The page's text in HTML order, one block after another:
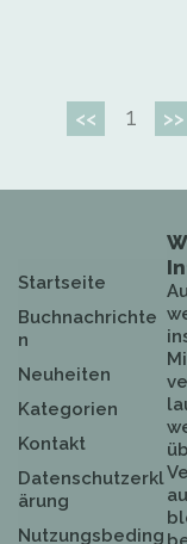
<< 1 >>
Startseite
Buchnachrichte
n
Neuheiten
Kategorien
Kontakt
Datenschutzerkl
ärung
Nutzungsbeding